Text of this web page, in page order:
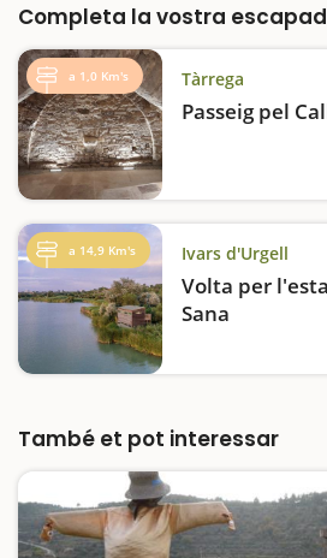
Completa la vostra
a 1,0 Km's Tàrrega
Passeig pel
a 14,9 Km's Ivars d'Urgell
Volta per
Sana
També et pot interessar